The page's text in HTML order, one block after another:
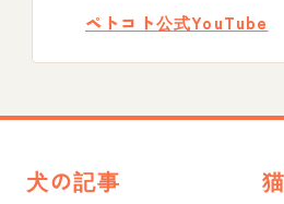
ペトコト公式YouTube
犬の記事